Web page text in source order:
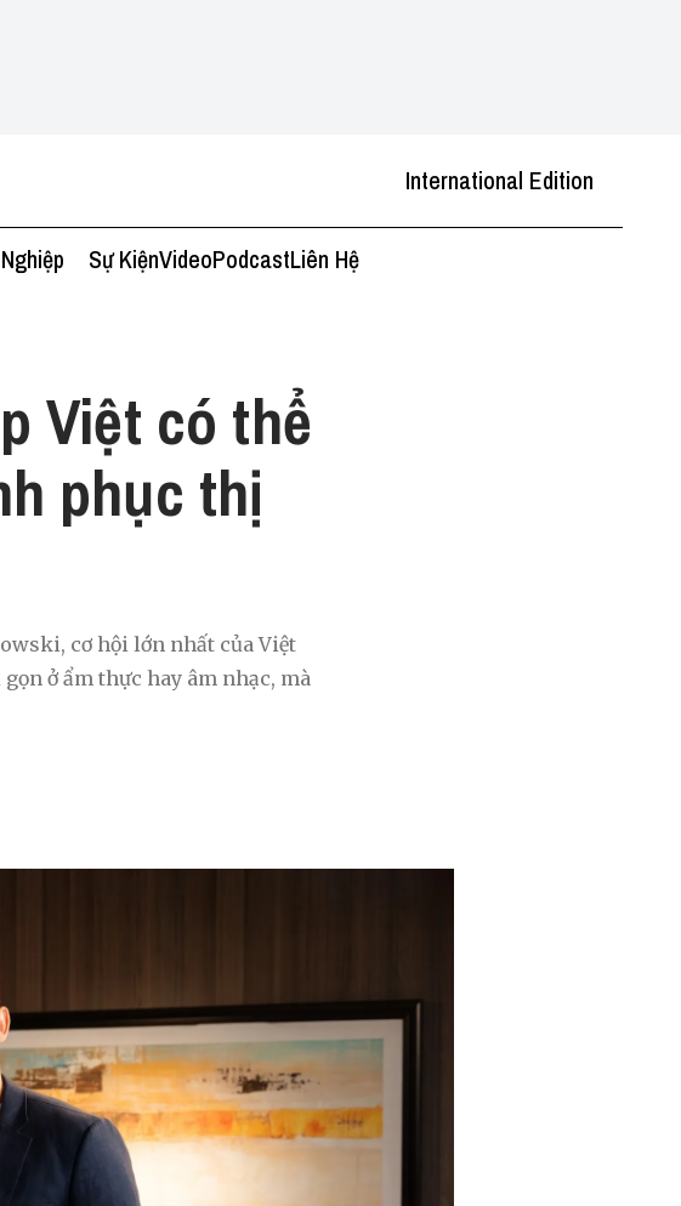
International Edition
Sự KiệnVideoPodcastLiên Hệ
Việt có thể
phục thị
cơ hội lớn nhất của Việt
ở ẩm thực hay âm nhạc, mà